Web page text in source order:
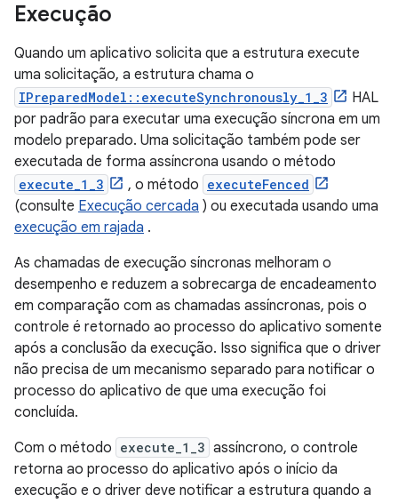
Execução
Quando um aplicativo solicita que a estrutura execute
uma solicitação, a estrutura chama o
IPreparedModel::executeSynchronously_1_3
HAL
por padrão para executar uma execução síncrona em um
modelo preparado. Uma solicitação também pode ser
executada de forma assíncrona usando o método
execute_1_3 , o método executeFenced
(consulte Execução cercada ) ou executada usando uma
execução em rajada .
As chamadas de execução síncronas melhoram o
desempenho e reduzem a sobrecarga de encadeamento
em comparação com as chamadas assíncronas, pois o
controle é retornado ao processo do aplicativo somente
após a conclusão da execução. Isso significa que o driver
não precisa de um mecanismo separado para notificar o
processo do aplicativo de que uma execução foi
concluída.
Com o método execute_1_3 assíncrono, o controle
retorna ao processo do aplicativo após o início da
execução e o driver deve notificar a estrutura quando a